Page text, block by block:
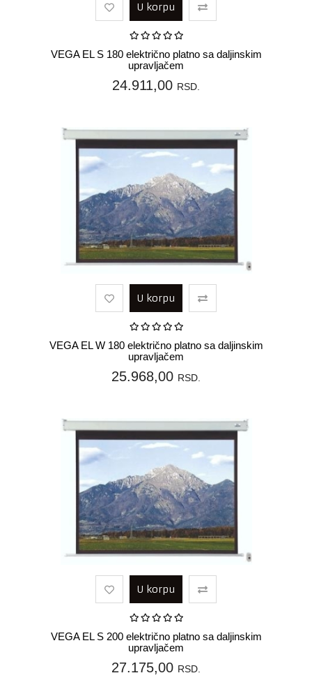
U korpu
VEGA EL S 180 električno platno sa daljinskim
upravljačem
24.911,00 RSD.
U korpu
VEGA EL W 180 električno platno sa daljinskim
upravljačem
25.968,00 RSD.
U korpu
VEGA EL S 200 električno platno sa daljinskim
upravljačem
27.175,00 RSD.